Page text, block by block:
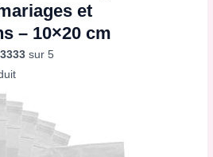
et
– 10×20 cm
sur 5